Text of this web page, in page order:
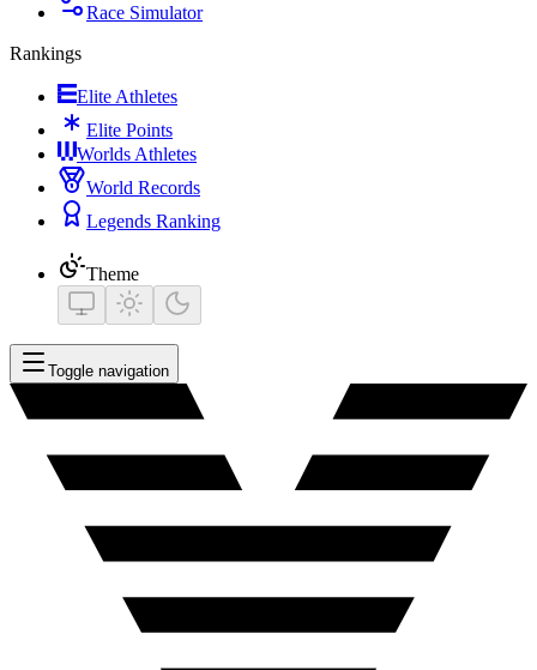
Race Simulator
Rankings
Elite Athletes
Elite Points
Worlds Athletes
World Records
Legends Ranking
Theme
Toggle navigation